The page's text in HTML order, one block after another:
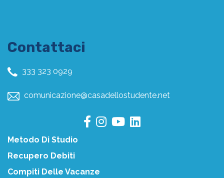
Contattaci
333 323 0929
comunicazione@casadellostudente.net
Metodo Di Studio
Recupero Debiti
Compiti Delle Vacanze